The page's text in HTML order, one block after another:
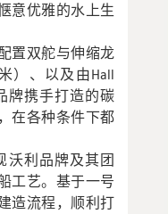
意优雅的水上生
置双舵与伸缩龙
）、以及由Hall
牌携手打造的碳
在各种条件下都
沃利品牌及其团
工艺。基于一号
造流程，顺利打